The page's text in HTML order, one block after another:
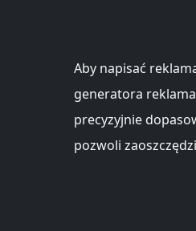
Aby napisać
generatora
precyzyjnie
pozwoli